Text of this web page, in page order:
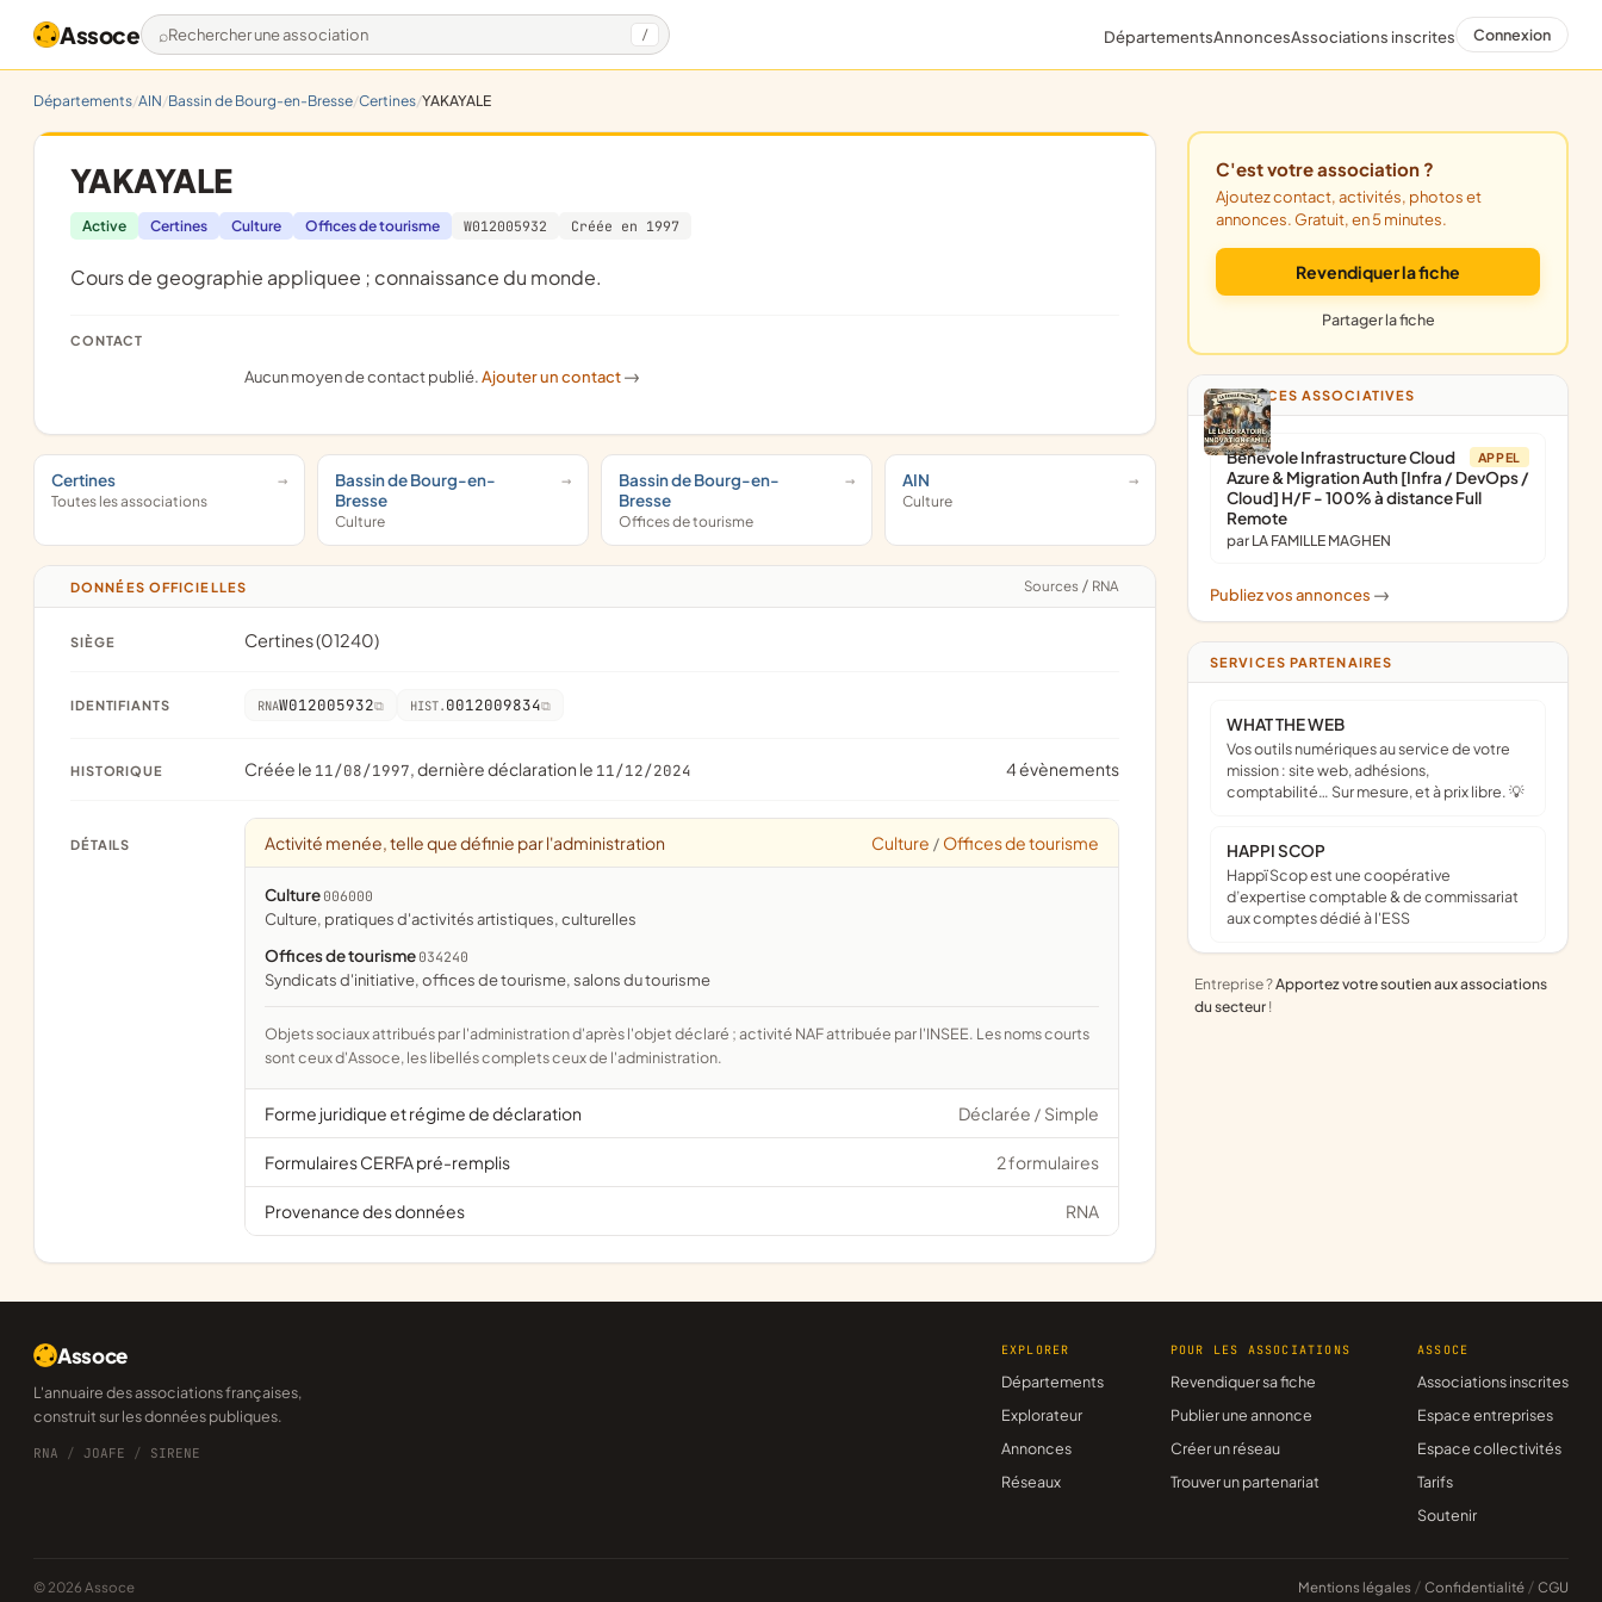
Assoce Rechercher une association / DépartementsAnnoncesAssociations inscrites Connexion
Départements AIN Bassin de Bourg-en-Bresse Certines YAKAYALE
YAKAYALE
Active Certines Culture Offices de tourisme W012005932 Créée en 1997
cours de geographie appliquee ; connaissance du monde.
CONTACT
Aucun moyen de contact publié.Ajouter un contact ->
Certines
Toutes les associations
Bassin de Bourg-en-
Bresse
Culture
Bassin de Bourg-en-
Bresse
Offices de tourisme
AIN
Culture
DONNÉES OFFICIELLES Sources / RNA
SIÈGE Certines (01240)
IDENTIFIANTS RNAW012005932 HIST. 0012009834
HISTORIQUE Créée le 11/08/1997, dernière déclaration le 11/12/2024 4 évènements
DÉTAILS Activité menée, telle que définie par l'administration Culture / Offices de tourisme
Culture 006000
culture, pratiques d'activités artistiques, culturelles
Offices de tourisme 034240
syndicats d'initiative, offices de tourisme, salons du tourisme
Objets sociaux attribués par l'administration d'après l'objet déclaré ; activité NAF attribuée par l'INSEE. Les noms courts
sont ceux d'Assoce, les libellés complets ceux de l'administration.
Forme juridique et régime de déclaration Déclarée / Simple
Formulaires CERFA pré-remplis 2 formulaires
Provenance des données RNA
C'est votre association ?
Ajoutez contact, activités, photos et
annonces. Gratuit, en 5 minutes.
Revendiquer la fiche
Partager la fiche
ANNONCES ASSOCIATIVES
APPEL
Bénévole Infrastructure Cloud
Azure & Migration Auth [Infra / DevOps /
Cloud] H/F - 100% à distance Full
Remote
par LA FAMILLE MAGHEN
Publiez vos annonces ->
SERVICES PARTENAIRES
WHAT THE WEB
Vos outils numériques au service de votre
mission : site web, adhésions,
comptabilité… Sur mesure, et à prix libre. 💡
HAPPI SCOP
Happï Scop est une coopérative
d’expertise comptable & de commissariat
aux comptes dédié à l'ESS
Entreprise ?Apportez votre soutien aux associations
du secteur !
Assoce
L'annuaire des associations françaises,
construit sur les données publiques.
RNA / JOAFE / SIRENE
EXPLORER
Départements
Explorateur
Annonces
Réseaux
POUR LES ASSOCIATIONS
Revendiquer sa fiche
Publier une annonce
Créer un réseau
Trouver un partenariat
ASSOCE
Associations inscrites
Espace entreprises
Espace collectivités
Tarifs
Soutenir
© 2026 Assoce Mentions légales / Confidentialité / CGU